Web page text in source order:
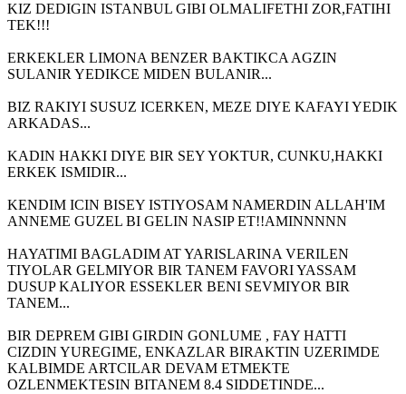
KIZ DEDIGIN ISTANBUL GIBI OLMALIFETHI ZOR,FATIHI
TEK!!!
ERKEKLER LIMONA BENZER BAKTIKCA AGZIN
SULANIR YEDIKCE MIDEN BULANIR...
BIZ RAKIYI SUSUZ ICERKEN, MEZE DIYE KAFAYI YEDIK
ARKADAS...
KADIN HAKKI DIYE BIR SEY YOKTUR, CUNKU,HAKKI
ERKEK ISMIDIR...
KENDIM ICIN BISEY ISTIYOSAM NAMERDIN ALLAH'IM
ANNEME GUZEL BI GELIN NASIP ET!!AMINNNNN
HAYATIMI BAGLADIM AT YARISLARINA VERILEN
TIYOLAR GELMIYOR BIR TANEM FAVORI YASSAM
DUSUP KALIYOR ESSEKLER BENI SEVMIYOR BIR
TANEM...
BIR DEPREM GIBI GIRDIN GONLUME , FAY HATTI
CIZDIN YUREGIME, ENKAZLAR BIRAKTIN UZERIMDE
KALBIMDE ARTCILAR DEVAM ETMEKTE
OZLENMEKTESIN BITANEM 8.4 SIDDETINDE...